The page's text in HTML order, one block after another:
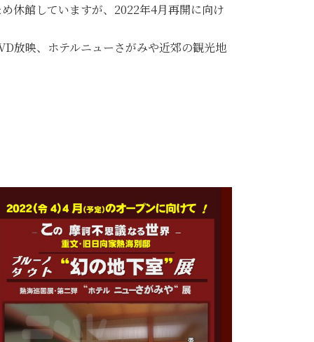
休館していますが、2022年4月再開に向け
放映、ホテルニューさがみや近郊の観光地